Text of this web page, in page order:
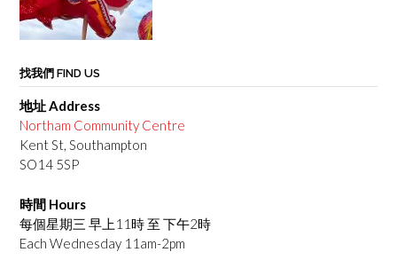
找我們 FIND US
地址 Address
Northam Community Centre
Kent St, Southampton
SO14 5SP
時間 Hours
每個星期三 早上11時 至 下午2時
Each Wednesday 11am-2pm